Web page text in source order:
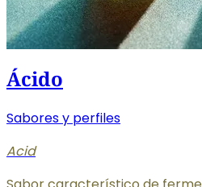
Ácido
Sabores y perfiles
Acid